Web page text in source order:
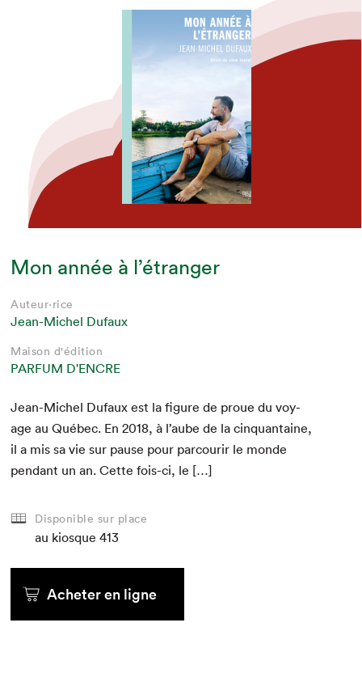
Mon année à l’étranger
Auteur·rice
Jean-Michel Dufaux
Maison d'édition
PARFUM D'ENCRE
Jean-Michel Dufaux est la fig­ure de proue du voy­
age au Québec. En2018, à l’aube de la cinquan­taine,
il a mis sa vie sur pause pour par­courir le monde
pen­dant un an. Cette fois-ci, le […]
Disponible sur place
au kiosque 413
Acheter en ligne